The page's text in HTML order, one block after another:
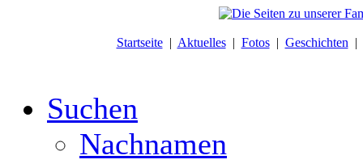
Startseite| Aktuelles| Fotos| Geschichten |
Suchen
Nachnamen